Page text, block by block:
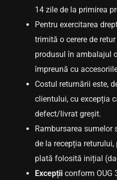
14 zile de la primirea
Pentru exercitarea
trimită o cerere de
produsul în ambalajul
împreună cu
Costul returnării este,
clientului, cu excepția
defect/livrat greșit.
Rambursarea sumelor
de la recepția
plată folosită inițial
Excepții conform OUG